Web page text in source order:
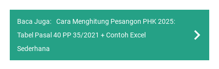
Baca Juga:
Cara Menghitung Pesangon PHK 2025:
Tabel Pasal 40 PP 35/2021 + Contoh Excel
Sederhana